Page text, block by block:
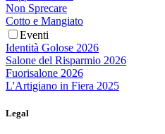
Non Sprecare
Cotto e Mangiato
Eventi
Identità Golose 2026
Salone del Risparmio 2026
Fuorisalone 2026
L'Artigiano in Fiera 2025
Legal